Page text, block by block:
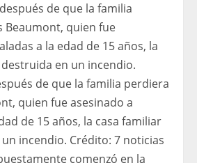
de que la familia perdiera
quien fue asesinado a
de 15 años, la casa familiar
incendio. Crédito: 7 noticias